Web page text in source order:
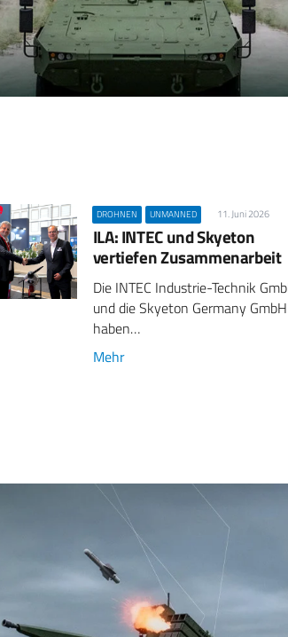
DROHNEN UNMANNED 11. Juni 2026
ILA: INTEC und Skyeton
vertiefen Zusammenarbeit
Die INTEC Industrie-Technik
und die Skyeton Germany GmbH
haben…
Mehr